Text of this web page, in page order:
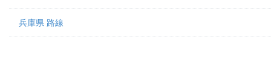
兵庫県 路線